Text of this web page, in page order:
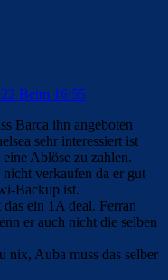
Beim 16:55
Barca ihn angeboten
sehr interessiert ist
Ablöse zu zahlen.
verkaufen da er gut
Backup ist.
ein 1A deal. Ferran
er auch nicht die selben
nix, Auba muss das selber